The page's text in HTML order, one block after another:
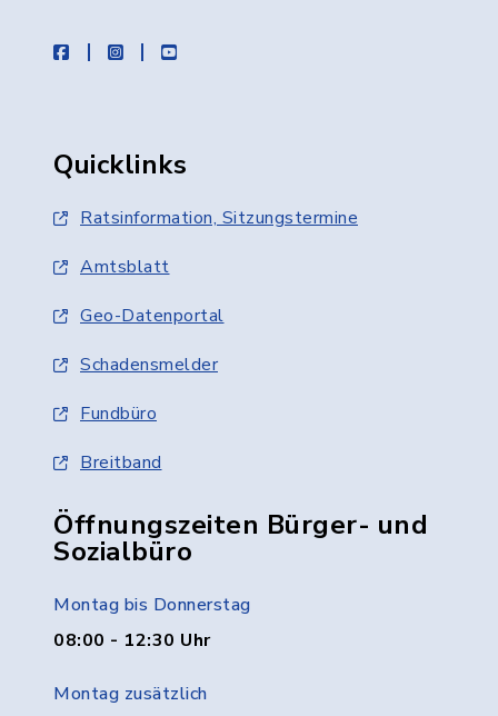
facebookinstagramyoutube
Quicklinks
Ratsinformation, Sitzungstermine
Amtsblatt
Geo-Datenportal
Schadensmelder
Fundbüro
Breitband
Öffnungszeiten Bürger- und
Sozialbüro
Montag bis Donnerstag
08:00 - 12:30 Uhr
Montag zusätzlich